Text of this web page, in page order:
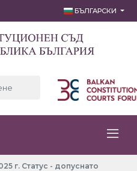
БЪЛГАРСКИ
г. Статус - допуснато